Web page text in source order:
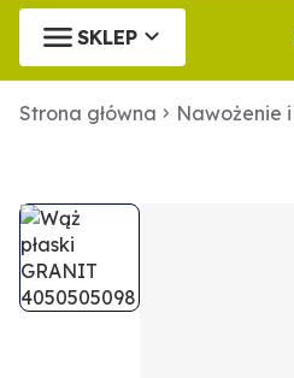
SKLEP
Strona główna Nawożenie